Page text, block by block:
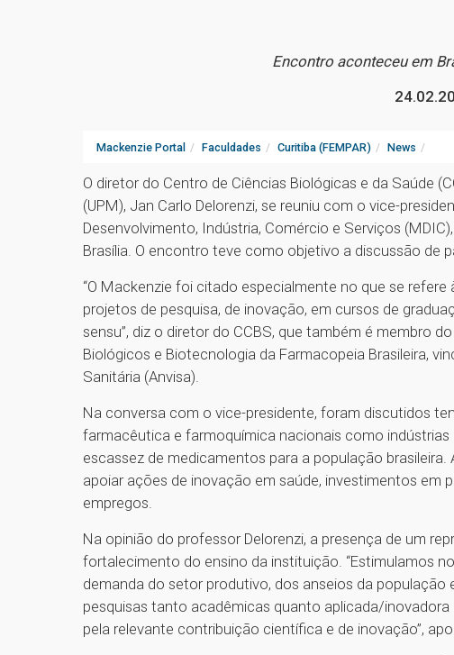
Encontro aconteceu em
Mackenzie Portal Faculdades Curitiba (FEMPAR) News
O diretor do Centro de Ciências Biológicas e da Saúde
(UPM), Jan Carlo Delorenzi, se reuniu com o vice-
Desenvolvimento, Indústria, Comércio e Serviços
Brasília. O encontro teve como objetivo a discussão de
“O Mackenzie foi citado especialmente no que se
projetos de pesquisa, de inovação, em cursos de
sensu”, diz o diretor do CCBS, que também é membro
Biológicos e Biotecnologia da Farmacopeia Brasileira,
Sanitária (Anvisa).
Na conversa com o vice-presidente, foram discutidos
farmacêutica e farmoquímica nacionais como
escassez de medicamentos para a população
apoiar ações de inovação em saúde, investimentos em
empregos.
Na opinião do professor Delorenzi, a presença de um
fortalecimento do ensino da instituição. “Estimulamos
demanda do setor produtivo, dos anseios da população
pesquisas tanto acadêmicas quanto aplicada/
pela relevante contribuição científica e de inovação”,